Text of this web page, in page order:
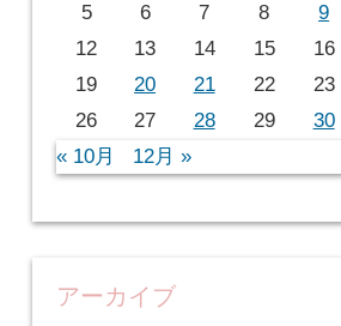
5
6 7 8 9
12
13 14 15 16
19
20 21 22 23
26
27 28 29
30
« 10月
12月 »
アーカイブ